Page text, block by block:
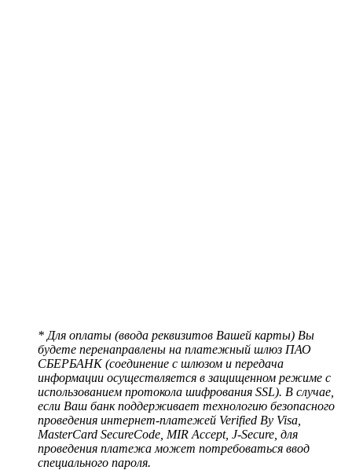
* Для оплаты (ввода реквизитов Вашей карты) Вы
будете перенаправлены на платежный шлюз ПАО
СБЕРБАНК (соединение с шлюзом и передача
информации осуществляется в защищенном режиме с
использованием протокола шифрования SSL). В случае,
если Ваш банк поддерживает технологию безопасного
проведения интернет-платежей Verified By Visa,
MasterCard SecureCode, MIR Accept, J-Secure, для
проведения платежа может потребоваться ввод
специального пароля.